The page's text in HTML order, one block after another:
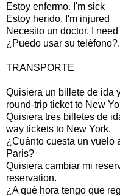
Estoy enfermo. I'm sick
Estoy herido. I'm injured
Necesito un doctor. I
¿Puedo usar su
TRANSPORTE
Quisiera un billete de ida
round-trip ticket to New
Quisiera tres billetes de
way tickets to New York.
¿Cuánto cuesta un vuelo
Paris?
Quisiera cambiar mi
reservation.
¿A qué hora tengo que